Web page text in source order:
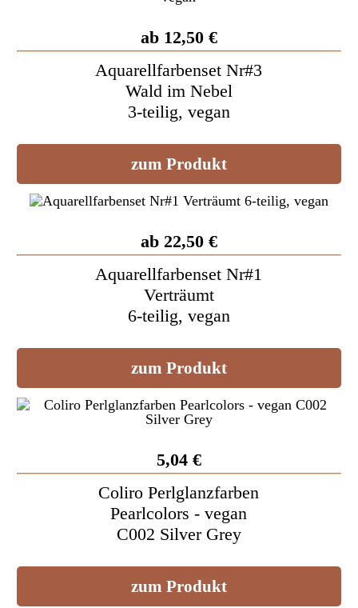
ab 12,50 €
Aquarellfarbenset Nr#3
Wald im Nebel
3-teilig, vegan
zum Produkt
ab 22,50 €
Aquarellfarbenset Nr#1
Verträumt
6-teilig, vegan
zum Produkt
5,04 €
Coliro Perlglanzfarben
Pearlcolors - vegan
C002 Silver Grey
zum Produkt